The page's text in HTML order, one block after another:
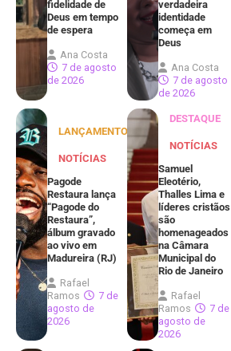
fidelidade de
Deus em tempo
de espera
Ana Costa
7 de agosto
de 2026
verdadeira
identidade
começa em
Deus
Ana Costa
7 de agosto
de 2026
LANÇAMENTOS
NOTÍCIAS
Pagode
Restaura lança
“Pagode do
Restaura”,
álbum gravado
ao vivo em
Madureira (RJ)
Rafael
Ramos
7 de
agosto de
2026
DESTAQUE
NOTÍCIAS
Samuel
Eleotério,
Thalles Lima e
líderes cristãos
são
homenageados
na Câmara
Municipal do
Rio de Janeiro
Rafael
Ramos
7 de
agosto de
2026